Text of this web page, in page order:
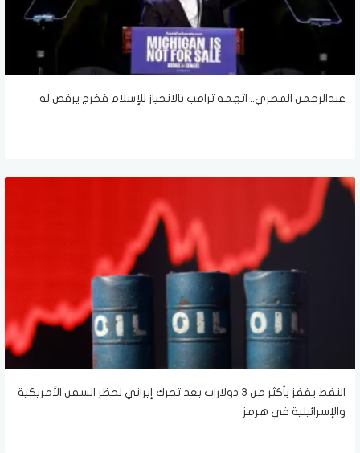
عبدالرحمن المصري.. اتهمه ترامب بالانحياز للإسلام فخرج يرقص له
النفط يقفز بأكثر من 3 دولارات بعد تحرك إيراني لحظر السفن الأمريكية
والإسرائيلية في هرمز